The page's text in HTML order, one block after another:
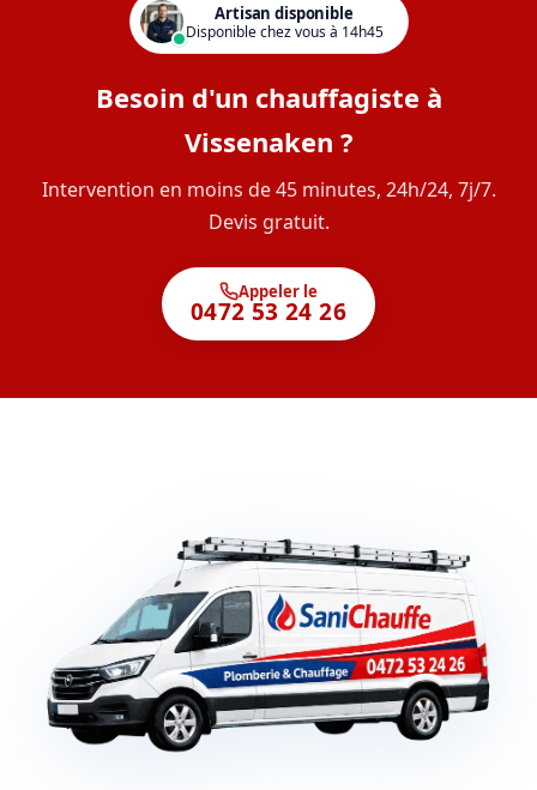
Artisan disponible
Disponible chez vous à 14h45
Besoin d'un chauffagiste à
Vissenaken ?
Intervention en moins de 45 minutes, 24h/24, 7j/7.
Devis gratuit.
Appeler le
0472 53 24 26